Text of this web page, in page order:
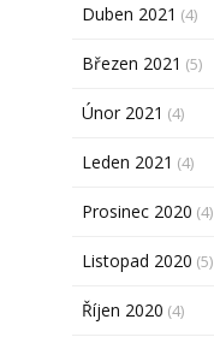
Duben 2021 (4)
Březen 2021 (5)
Únor 2021 (4)
Leden 2021 (4)
Prosinec 2020 (4)
Listopad 2020 (5)
Říjen 2020 (4)